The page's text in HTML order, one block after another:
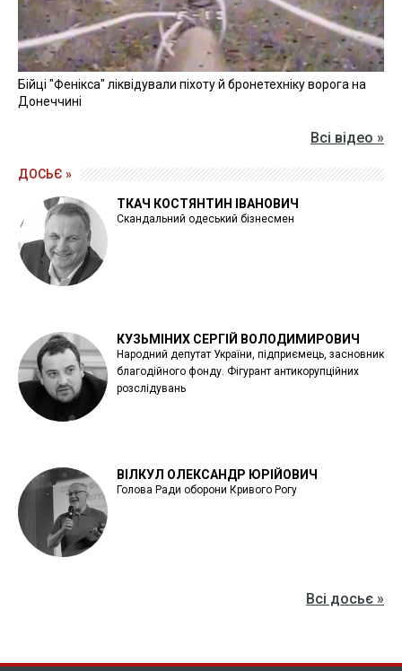
Бійці "Фенікса" ліквідували піхоту й бронетехніку ворога на
Донеччині
Всі відео »
ДОСЬЄ »
ТКАЧ КОСТЯНТИН ІВАНОВИЧ
Скандальний одеський бізнесмен
КУЗЬМІНИХ СЕРГІЙ ВОЛОДИМИРОВИЧ
Народний депутат України, підприємець, засновник
благодійного фонду. Фігурант антикорупційних
розслідувань
ВІЛКУЛ ОЛЕКСАНДР ЮРІЙОВИЧ
Голова Ради оборони Кривого Рогу
Всі досьє »